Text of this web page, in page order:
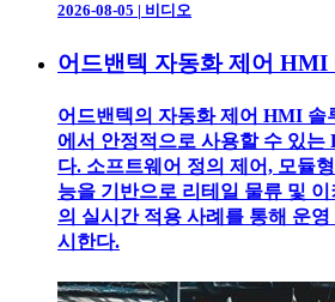
2026-08-05 | 비디오
어드밴텍 자동화 제어 HMI
어드밴텍의 자동화 제어 HMI 솔
에서 안정적으로 사용할 수 있
다. 소프트웨어 정의 제어, 모듈
능을 기반으로 리테일 물류 및
의 실시간 적용 사례를 통해 운영
시한다.